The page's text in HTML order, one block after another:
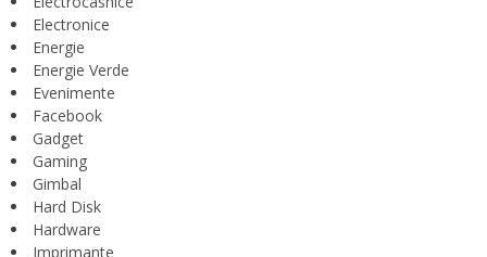
Electronice
Energie
Energie Verde
Evenimente
Facebook
Gadget
Gaming
Gimbal
Hard Disk
Hardware
Imprimante